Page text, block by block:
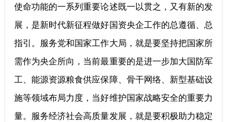
使命功能的一系列重要论述既一以贯之，又有新的发
展，是新时代新征程做好国资央企工作的总遵循、总
指引。服务党和国家工作大局，就是要坚持把国家所
需作为央企所向，当前最重要的是进一步加大国防军
工、能源资源粮食供应保障、骨干网络、新型基础设
施等领域布局力度，当好维护国家战略安全的重要力
量。服务经济社会高质量发展，就是要积极助力稳定